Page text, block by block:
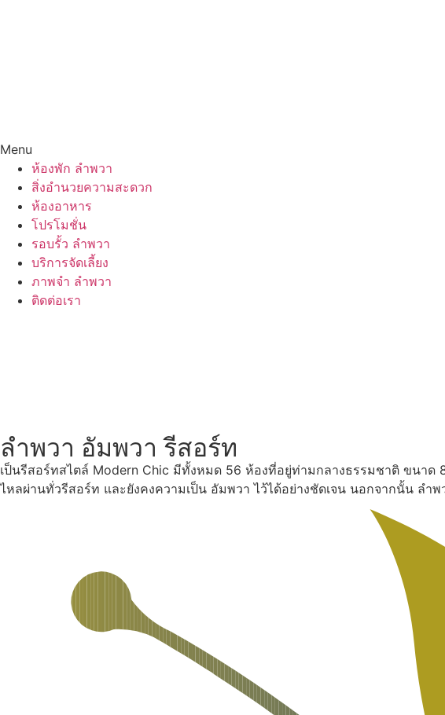
Menu
ห้องพัก ลำพวา
สิ่งอำนวยความสะดวก
ห้องอาหาร
โปรโมชั่น
รอบรั้ว ลำพวา
บริการจัดเลี้ยง
ภาพจำ ลำพวา
ติดต่อเรา
ลำพวา อัมพวา รีสอร์ท
เป็นรีสอร์ทสไตล์ Modern Chic มีทั้งหมด 56 ห้องที่อยู่ท่ามกลางธรรมชาติ ขนา
ไหลผ่านทั่วรีสอร์ท และยังคงความเป็น อัมพวา ไว้ได้อย่างชัดเจน นอกจากนั้น ลำ